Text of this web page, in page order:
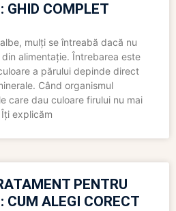
GHID COMPLET
mulți se întreabă dacă nu
alimentație. Întrebarea este
a părului depinde direct
Când organismul
care dau culoare firului nu mai
explicăm
PENTRU
CUM ALEGI CORECT